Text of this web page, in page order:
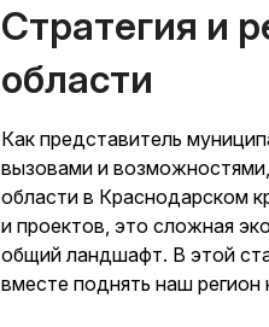
Стратегия и
области
Как представитель
вызовами и
области в Краснодарском
и проектов, это сложная
общий ландшафт. В этой
вместе поднять наш